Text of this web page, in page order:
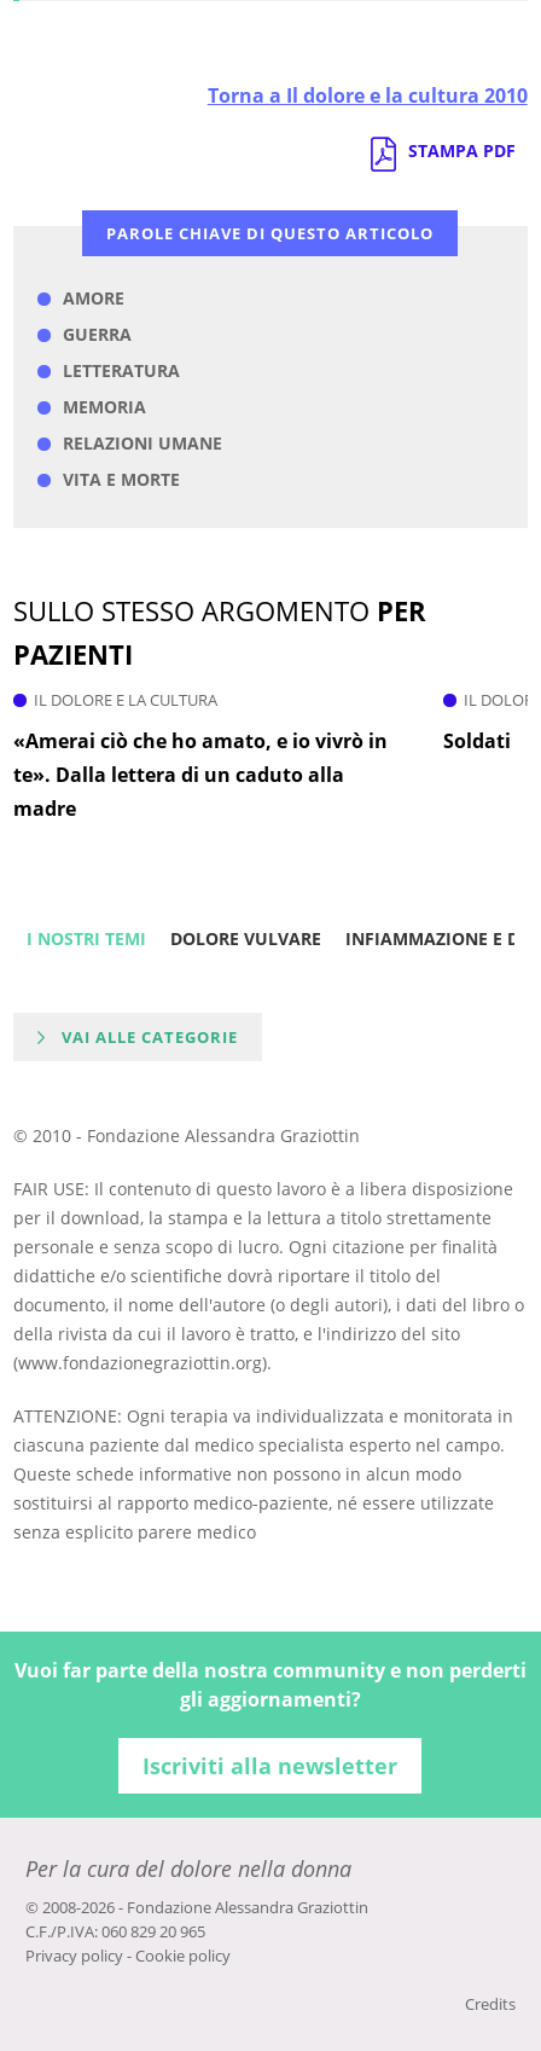
Torna a Il dolore e la cultura 2010
STAMPA PDF
PAROLE CHIAVE DI QUESTO ARTICOLO
AMORE
GUERRA
LETTERATURA
MEMORIA
RELAZIONI UMANE
VITA E MORTE
SULLO STESSO ARGOMENTO PER
PAZIENTI
IL DOLORE E LA CULTURA
«Amerai ciò che ho amato, e io vivrò in
te». Dalla lettera di un caduto alla
madre
IL
Soldati
I NOSTRI TEMI DOLORE VULVARE INFIAMMAZIONE E
VAI ALLE CATEGORIE
© 2010 - Fondazione Alessandra Graziottin
FAIR USE: Il contenuto di questo lavoro è a libera disposizione
per il download, la stampa e la lettura a titolo strettamente
personale e senza scopo di lucro. Ogni citazione per finalità
didattiche e/o scientifiche dovrà riportare il titolo del
documento, il nome dell'autore (o degli autori), i dati del libro o
della rivista da cui il lavoro è tratto, e l'indirizzo del sito
(www.fondazionegraziottin.org).
ATTENZIONE: Ogni terapia va individualizzata e monitorata in
ciascuna paziente dal medico specialista esperto nel campo.
Queste schede informative non possono in alcun modo
sostituirsi al rapporto medico-paziente, né essere utilizzate
senza esplicito parere medico
Vuoi far parte della nostra community e non perderti
gli aggiornamenti?
Iscriviti alla newsletter
Per la cura del dolore nella donna
© 2008-2026 - Fondazione Alessandra Graziottin
C.F./P.IVA: 060 829 20 965
Privacy policy-Cookie policy
Credits